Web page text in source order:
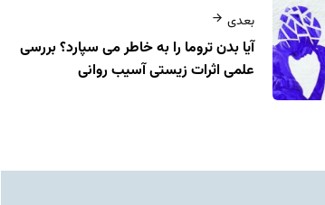
بعدی
آیا بدن تروما را به‌ خاطر می‌ سپارد؟ بررسی
علمی اثرات زیستی آسیب روانی